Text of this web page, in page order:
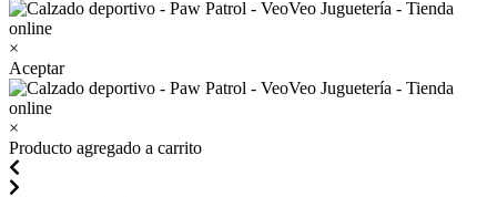
×
Aceptar
×
Producto agregado a carrito